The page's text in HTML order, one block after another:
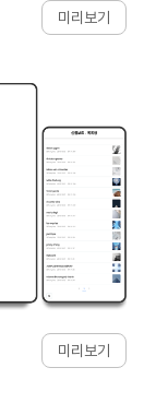
미리보기
미리보기